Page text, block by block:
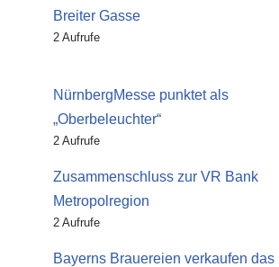
Breiter Gasse
2 Aufrufe
NürnbergMesse punktet als
„Oberbeleuchter“
2 Aufrufe
Zusammenschluss zur VR Bank
Metropolregion
2 Aufrufe
Bayerns Brauereien verkaufen das